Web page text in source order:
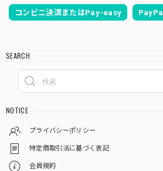
コンビニ決済またはPay-easy PayPal
SEARCH
NOTICE
プライバシーポリシー
特定商取引法に基づく表記
会員規約